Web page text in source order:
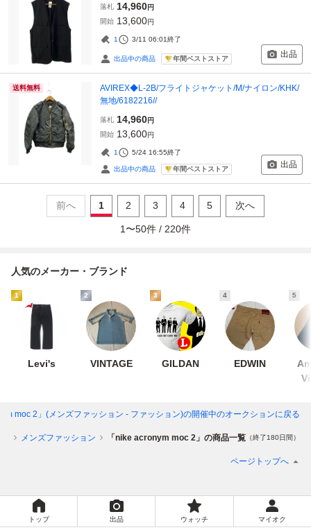
落札 14,960円
開始 13,600円
1 3/11 06:01終了
出品中の商品 年間ベストストア 出品
送料無料
AVIREX◆L-2B/フライトジャケット/M/ナイロン/KHK/
無地/6182216//
落札 14,960円
開始 13,600円
1 5/24 16:55終了
出品中の商品 年間ベストストア 出品
前へ 1 2 3 4 5 次へ
1 〜50件 / 220件
人気のメーカー・ブランド
1
Levi's
2
VINTAGE
3
GILDAN
4
EDWIN
5
moc 2」(メンズファッション - ファッション)の開催中のオークションに戻る
メンズファッション 「nike acronym moc 2」の商品一覧 （終了180日間）
ページトップへ
トップ 出品 ウォッチ マイオク